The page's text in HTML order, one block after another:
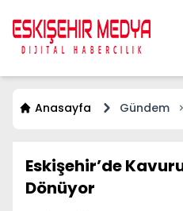
Anasayfa Gündem
Eskişehir’de
Dönüyor